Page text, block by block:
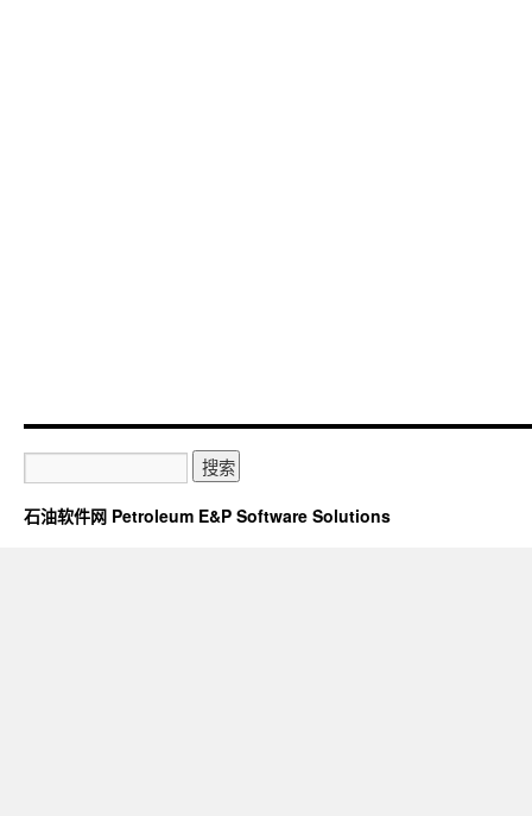
石油软件网 Petroleum E&P Software Solutions